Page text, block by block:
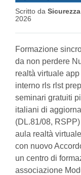
Scritto da
2026
Formazione
da non perdere
realtà virtuale
interno rls rlst
seminari gratuiti
italiani di
(DL.81/08,
aula realtà
con nuovo
un centro di
associazione